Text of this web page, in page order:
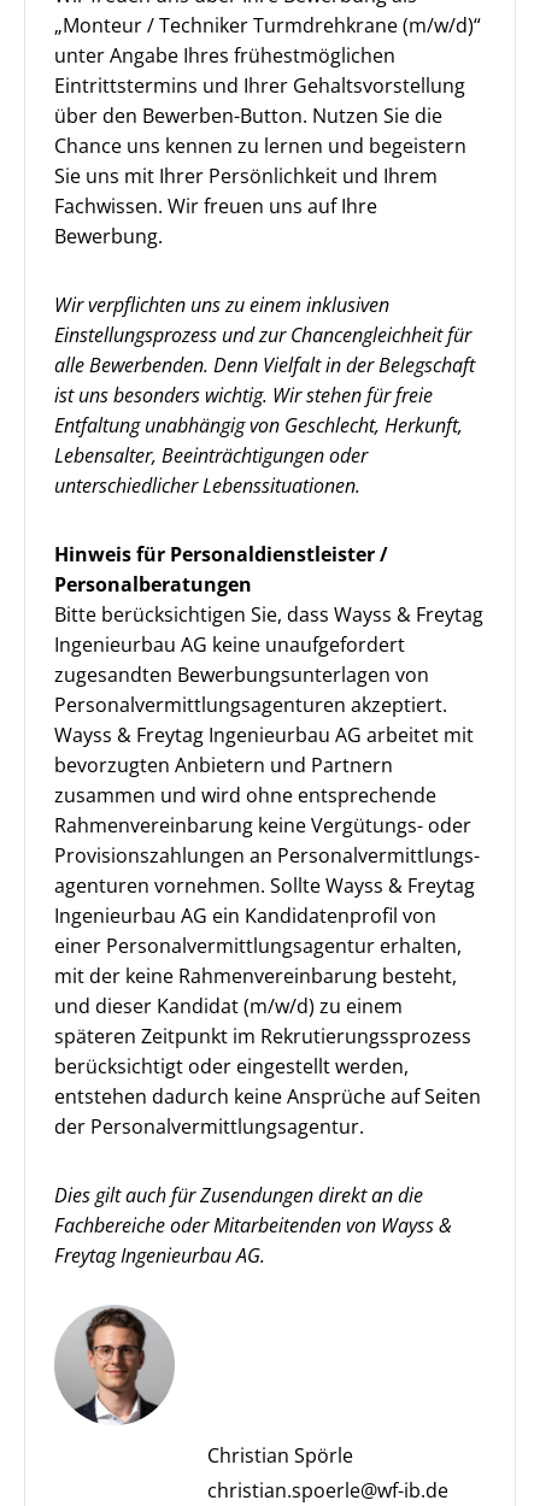
„Monteur / Techniker Turmdrehkrane (m/w/d)“
unter Angabe Ihres frühestmöglichen
Eintrittstermins und Ihrer Gehaltsvorstellung
über den Bewerben-Button. Nutzen Sie die
Chance uns kennen zu lernen und begeistern
Sie uns mit Ihrer Persönlichkeit und Ihrem
Fachwissen. Wir freuen uns auf Ihre
Bewerbung.
Wir verpflichten uns zu einem inklusiven
Einstellungsprozess und zur Chancengleichheit für
alle Bewerbenden. Denn Vielfalt in der Belegschaft
ist uns besonders wichtig. Wir stehen für freie
Entfaltung unabhängig von Geschlecht, Herkunft,
Lebensalter, Beeinträchtigungen oder
unterschiedlicher Lebenssituationen.
Hinweis für Personaldienstleister /
Personalberatungen
Bitte berücksichtigen Sie, dass Wayss & Freytag
Ingenieurbau AG keine unaufgefordert
zugesandten Bewerbungsunterlagen von
Personalvermittlungsagenturen akzeptiert.
Wayss & Freytag Ingenieurbau AG arbeitet mit
bevorzugten Anbietern und Partnern
zusammen und wird ohne entsprechende
Rahmenvereinbarung keine Vergütungs- oder
Provisionszahlungen an Personal­vermittlungs­
agenturen vornehmen. Sollte Wayss & Freytag
Ingenieurbau AG ein Kandidatenprofil von
einer Personalvermittlungsagentur erhalten,
mit der keine Rahmenvereinbarung besteht,
und dieser Kandidat (m/w/d) zu einem
späteren Zeitpunkt im Rekrutierungss­prozess
berücksichtigt oder eingestellt werden,
entstehen dadurch keine Ansprüche auf Seiten
der Personalvermittlungsagentur.
Dies gilt auch für Zusendungen direkt an die
Fachbereiche oder Mitarbeitenden von Wayss &
Freytag Ingenieurbau AG.
Christian Spörle
christian.spoerle@wf-ib.de